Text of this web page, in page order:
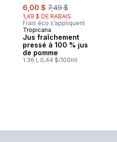
sale:
6,00 $ , formerly:
7,49 $
1,49 $ DE RABAIS
Frais éco s’appliquent
Tropicana
Jus fraîchement
pressé à 100 % jus
de pomme
1.36 l, 0,44 $/100ml